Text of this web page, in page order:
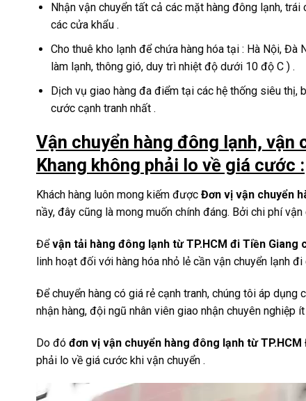
Nhận vận chuyển tất cả các mặt hàng đông lạnh,
các cửa khẩu .
Cho thuê kho lạnh để chứa hàng hóa tại : Hà Nội, Đà
làm lạnh, thông gió, duy trì nhiệt độ dưới 10 độ C ) .
Dịch vụ giao hàng đa điểm tại các hệ thống siêu thị,
cước cạnh tranh nhất .
Vận chuyển hàng đông lạnh,
Khang không phải lo về giá cước :
Khách hàng luôn mong kiếm được Đơn vị vận chuyển
nầy, đây cũng là mong muốn chính đáng. Bởi chi phí
Đểvận tải hàng đông lạnh từ TP.HCM đi Tiền Giang
linh hoạt đối với hàng hóa nhỏ lẻ cần vận chuyển lạnh đi
Để chuyển hàng có giá rẻ cạnh tranh, chúng tôi áp
nhận hàng, đội ngũ nhân viên giao nhận chuyên nghiệp
Do đó đơn vị vận chuyển hàng đông lạnh từ TP.HCM
phải lo về giá cước khi vận chuyển .
Trình